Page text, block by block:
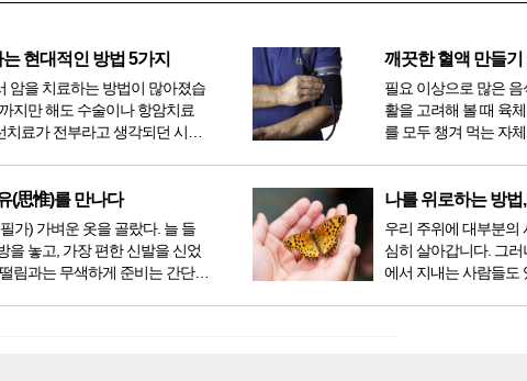
현대적인 방법 5가지
암을 치료하는 방법이 많아졌습
지만 해도 수술이나 항암치료
치료가 전부라고 생각되던 시절
서 암을 치료하는 방법이 하나
니다. 중입...
필요 이상으로 많은
활을 고려해 볼 때 육
를 모두 챙겨 먹는 자
점심, 저녁을 습관적으
다...
(思惟)를 만나다
가) 가벼운 옷을 골랐다. 늘 들
을 놓고, 가장 편한 신발을 신었
림과는 무색하게 준비는 간단했
나를 위로하는 방법,
우리 주위에 대부분의
심히 살아갑니다. 그
에서 지내는 사람들도